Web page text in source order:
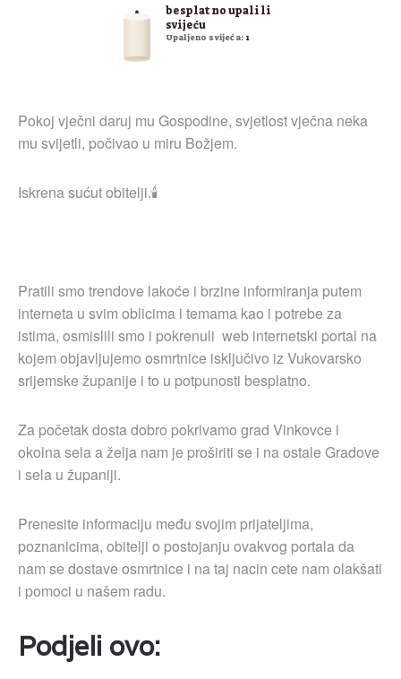
besplatno upalili
svijeću
Upaljeno svijeća: 1
Pokoj vječni daruj mu Gospodine, svjetlost vječna neka
mu svijetli, počivao u miru Božjem.
Iskrena sućut obitelji.🕯
Pratili smo trendove lakoće i brzine informiranja putem
interneta u svim oblicima i temama kao i potrebe za
istima, osmislili smo i pokrenuli web internetski portal na
kojem objavljujemo osmrtnice isključivo iz Vukovarsko
srijemske županije i to u potpunosti besplatno.
Za početak dosta dobro pokrivamo grad Vinkovce i
okolna sela a želja nam je proširiti se i na ostale Gradove
i sela u županiji.
Prenesite informaciju među svojim prijateljima,
poznanicima, obitelji o postojanju ovakvog portala da
nam se dostave osmrtnice i na taj nacin cete nam olakšati
i pomoci u našem radu.
Podjeli ovo: